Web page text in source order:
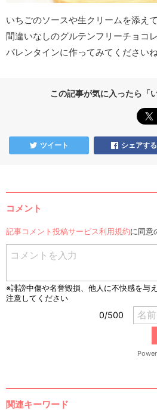
いちごのソースや生クリームを添え
間違いなしのグルテンフリーチョコ
バレンタインに作ってみてくださいね
この記事が気に入ったら「
ツイート シェアする
コメント
記事コメント投稿サービス利用規約に同意
関連キーワード